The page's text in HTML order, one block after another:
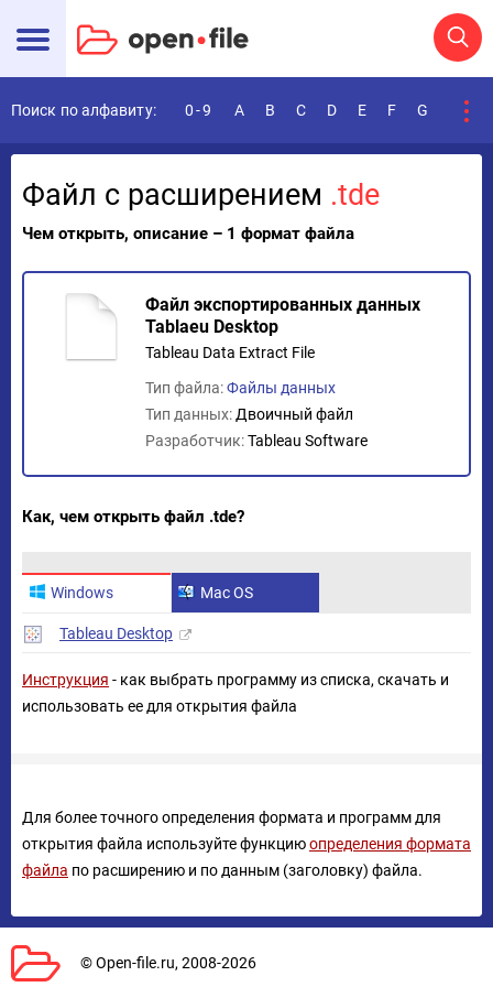
Поиск по алфавиту: 0-9 A B C D E F G
Файл с расширением .tde
Чем открыть, описание – 1 формат файла
Файл экспортированных данных
Tablaeu Desktop
Tableau Data Extract File
Тип файла:Файлы данных
Тип данных: Двоичный файл
Разработчик:Tableau Software
Как, чем открыть файл .tde?
Windows Mac OS
Tableau Desktop
Инструкция - как выбрать программу из списка, скачать и
использовать ее для открытия файла
Для более точного определения формата и программ для
открытия файла используйте функциюопределения формата
файла по расширению и по данным (заголовку) файла.
© Open-file.ru, 2008-2026